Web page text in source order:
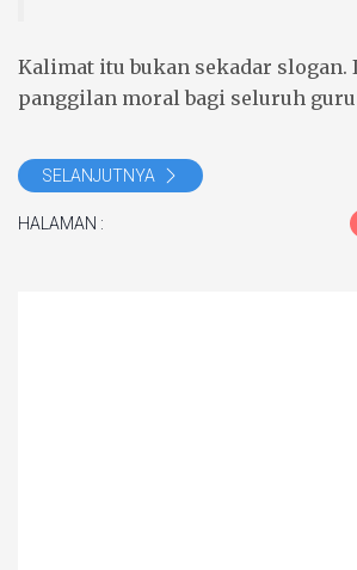
Kalimat itu bukan sekadar slogan.
panggilan moral bagi seluruh
SELANJUTNYA
HALAMAN :